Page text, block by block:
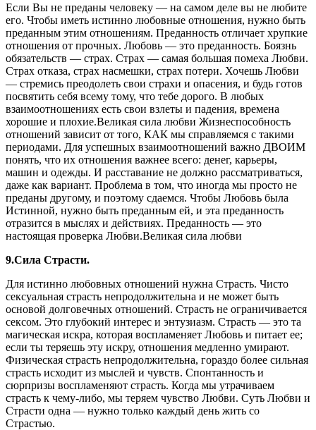
Если Вы не преданы человеку — на самом деле вы не любите
его. Чтобы иметь истинно любовные отношения, нужно быть
преданным этим отношениям. Преданность отличает хрупкие
отношения от прочных. Любовь — это преданность. Боязнь
обязательств — страх. Страх — самая большая помеха Любви.
Страх отказа, страх насмешки, страх потери. Хочешь Любви
— стремись преодолеть свои страхи и опасения, и будь готов
посвятить себя всему тому, что тебе дорого. В любых
взаимоотношениях есть свои взлеты и падения, времена
хорошие и плохие.Великая сила любви Жизнеспособность
отношений зависит от того, КАК мы справляемся с такими
периодами. Для успешных взаимоотношений важно ДВОИМ
понять, что их отношения важнее всего: денег, карьеры,
машин и одежды. И расставание не должно рассматриваться,
даже как вариант. Проблема в том, что иногда мы просто не
преданы другому, и поэтому сдаемся. Чтобы Любовь была
Истинной, нужно быть преданным ей, и эта преданность
отразится в мыслях и действиях. Преданность — это
настоящая проверка Любви.Великая сила любви
9.Сила Страсти.
Для истинно любовных отношений нужна Страсть. Чисто
сексуальная страсть непродолжительна и не может быть
основой долговечных отношений. Страсть не ограничивается
сексом. Это глубокий интерес и энтузиазм. Страсть — это та
магическая искра, которая воспламеняет Любовь и питает ее;
если ты теряешь эту искру, отношения медленно умирают.
Физическая страсть непродолжительна, гораздо более сильная
страсть исходит из мыслей и чувств. Спонтанность и
сюрпризы воспламеняют страсть. Когда мы утрачиваем
страсть к чему-либо, мы теряем чувство Любви. Суть Любви и
Страсти одна — нужно только каждый день жить со
Страстью.